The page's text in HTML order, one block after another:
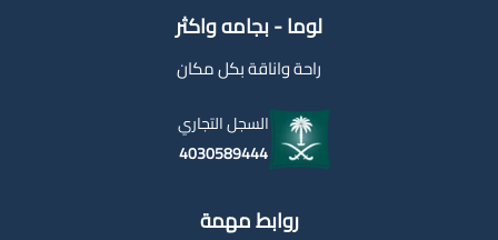
لوما - بجامه واكثر
راحة واناقة بكل مكان
السجل التجاري
4030589444
روابط مهمة